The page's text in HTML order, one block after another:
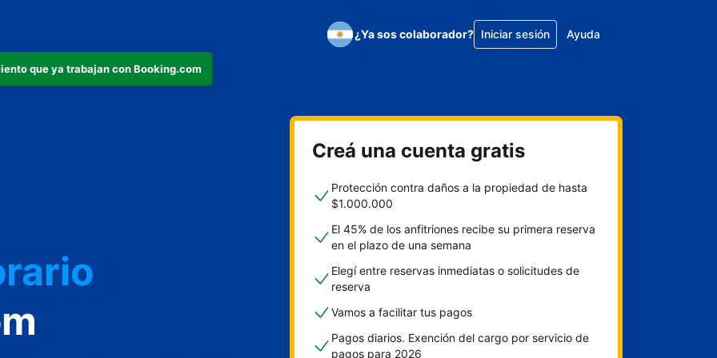
que ya trabajan con Booking.com
¿Ya sos colaborador? Iniciar sesión Ayuda
Creá una cuenta gratis
Protección contra daños a la propiedad de hasta
$1.000.000
El 45% de los anfitriones recibe su primera reserva
en el plazo de una semana
Elegí entre reservas inmediatas o solicitudes de
reserva
Vamos a facilitar tus pagos
Pagos diarios. Exención del cargo por servicio de
pagos para 2026